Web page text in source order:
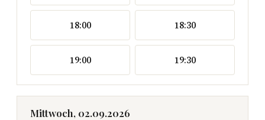
18:00 18:30
19:00 19:30
Mittwoch, 02.09.2026